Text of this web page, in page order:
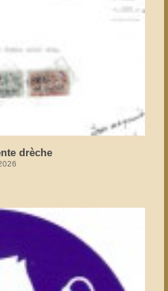
drèche